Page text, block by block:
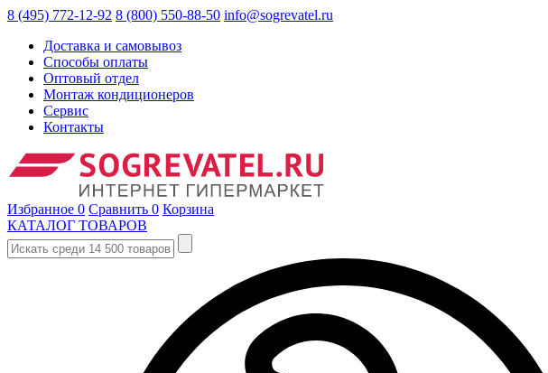
8 (495) 772-12-92 8 (800) 550-88-50 info@sogrevatel.ru
Доставка и самовывоз
Способы оплаты
Оптовый отдел
Монтаж кондиционеров
Сервис
Контакты
Избранное 0 Сравнить 0 Корзина
КАТАЛОГ ТОВАРОВ